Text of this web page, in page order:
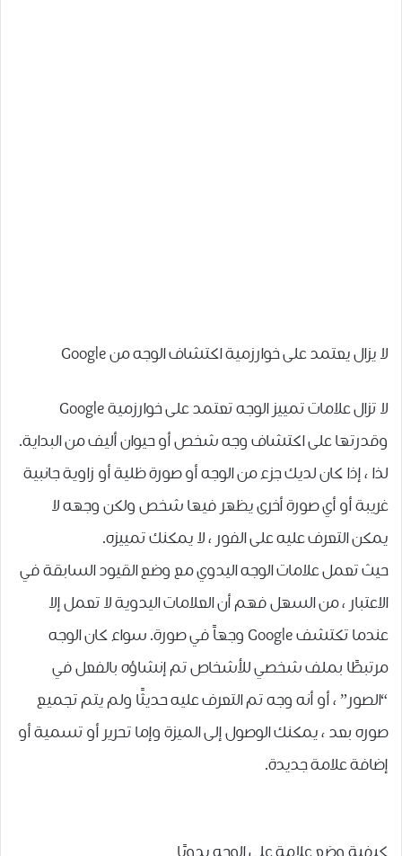
لا يزال يعتمد على خوارزمية اكتشاف الوجه من Google
لا تزال علامات تمييز الوجه تعتمد على خوارزمية Google
وقدرتها على اكتشاف وجه شخص أو حيوان أليف من البداية.
لذا ، إذا كان لديك جزء من الوجه أو صورة ظلية أو زاوية جانبية
غريبة أو أي صورة أخرى يظهر فيها شخص ولكن وجهه لا
يمكن التعرف عليه على الفور ، لا يمكنك تمييزه.
حيث تعمل علامات الوجه اليدوي مع وضع القيود السابقة في
الاعتبار ، من السهل فهم أن العلامات اليدوية لا تعمل إلا
عندما تكتشف Google وجهاً في صورة. سواء كان الوجه
مرتبطًا بملف شخصي للأشخاص تم إنشاؤه بالفعل في
“الصور” ، أو أنه وجه تم التعرف عليه حديثًا ولم يتم تجميع
صوره بعد ، يمكنك الوصول إلى الميزة وإما تحرير أو تسمية أو
إضافة علامة جديدة.